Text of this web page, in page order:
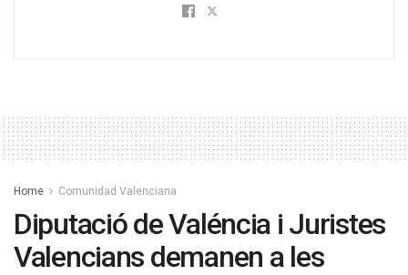
Home Comunidad Valenciana
Diputació de Valéncia i Juristes
Valencians demanen a les